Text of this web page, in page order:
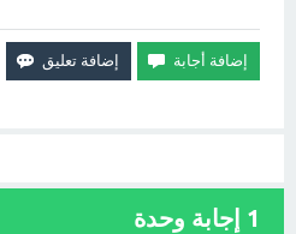
1 إجابة وحدة